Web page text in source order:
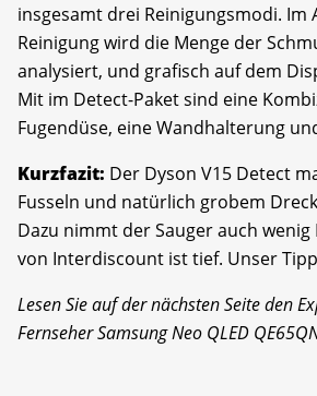
insgesamt drei Reinigungsmodi. Im
Reinigung wird die Menge der
analysiert, und grafisch auf dem
Mit im Detect-Paket sind eine
Fugendüse, eine Wandhalterung
Kurzfazit: Der Dyson V15 Detect
Fusseln und natürlich grobem
Dazu nimmt der Sauger auch wenig
von Interdiscount ist tief. Unser
Lesen Sie auf der nächsten Seite den
Fernseher Samsung Neo QLED